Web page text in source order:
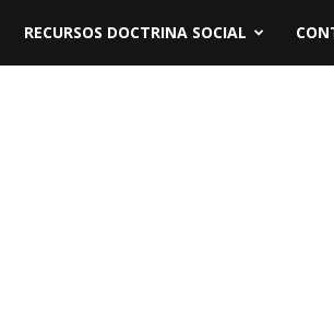
RECURSOS DOCTRINA SOCIAL